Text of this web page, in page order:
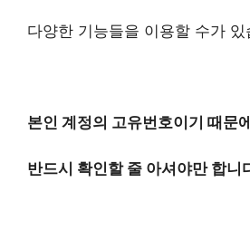
다양한 기능들을 이용할 수가 있
본인 계정의 고유번호이기 때문에
반드시 확인할 줄 아셔야만 합니